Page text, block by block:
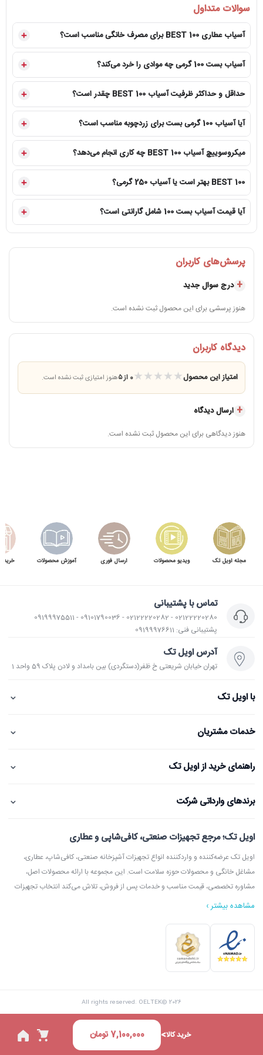
سوالات متداول
آسیاب عطاری BEST 100 برای مصرف خانگی مناسب است؟
آسیاب بست 100 گرمی چه موادی را خرد می‌کند؟
حداقل و حداکثر ظرفیت آسیاب BEST 100 چقدر است؟
آیا آسیاب 100 گرمی بست برای زردچوبه مناسب است؟
میکروسوییچ آسیاب BEST 100 چه کاری انجام می‌دهد؟
BEST 100 بهتر است یا آسیاب 250 گرمی؟
آیا قیمت آسیاب بست 100 شامل گارانتی است؟
پرسش‌های کاربران
درج سوال جدید
هنوز پرسشی برای این محصول ثبت نشده است.
دیدگاه کاربران
امتیاز این محصول ★★★★★ 0 از ۵ هنوز امتیازی ثبت نشده است.
ارسال دیدگاه
هنوز دیدگاهی برای این محصول ثبت نشده است.
مجله اویل تک ویدیو محصولات ارسال فوری آموزش محصولات خرید
تماس با پشتیبانی
02122220280 - 02122220282 - 09101790036 - 09199975511
پشتیبانی فنی: 09199976611
آدرس اویل تک
تهران خیابان شریعتی خ ظفر(دستگردی) بین بامداد و لادن پلاک 59 واحد 1
با اویل تک ⌄
خدمات مشتریان ⌄
راهنمای خرید از اویل تک ⌄
برندهای وارداتی شرکت ⌄
اویل تک؛ مرجع تجهیزات صنعتی، کافی‌شاپی و عطاری
اویل تک عرضه‌کننده و واردکننده انواع تجهیزات آشپزخانه صنعتی، کافی‌شاپ، عطاری،
مشاغل خانگی و محصولات حوزه سلامت است. این مجموعه با ارائه محصولات اصل،
مشاوره تخصصی، قیمت مناسب و خدمات پس از فروش، تلاش می‌کند انتخاب تجهیزات
در اویل تک می‌توانید انواع دستگاه آسیاب عطاری، آسیاب قهوه، دستگاه روغن‌گیری،
ارده‌گیری و کره‌گیری، دستگاه بخور، بویلر آب جوش، اسپرسوساز، گریل، سرخ‌کن، خمیرگیر،
پشتیبانی واقعی، گزینه‌ای مطمئن برای خرید تجهیزات صنعتی و فروشگاهی محسوب
مشاهده بیشتر ›
All rights reserved. OELTEK© 2026
7,100,000 تومان